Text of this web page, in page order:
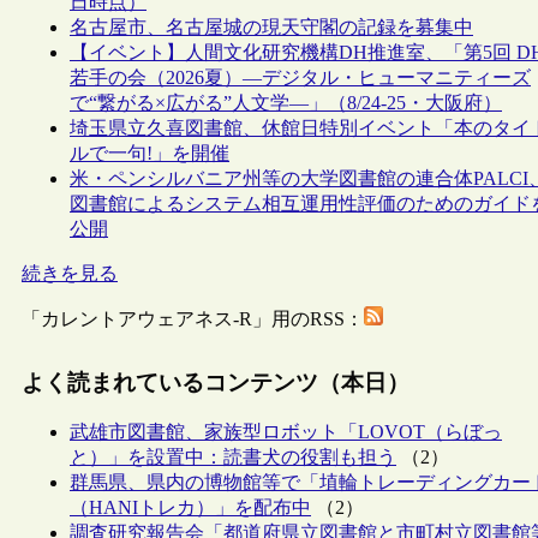
名古屋市、名古屋城の現天守閣の記録を募集中
【イベント】人間文化研究機構DH推進室、「第5回
若手の会（2026夏）―デジタル・ヒューマニティーズ
で“繋がる×広がる”人文学―」（8/24-25・大阪府）
埼玉県立久喜図書館、休館日特別イベント「本のタイ
ルで一句!」を開催
米・ペンシルバニア州等の大学図書館の連合体PALCI、
図書館によるシステム相互運用性評価のためのガイド
公開
続きを見る
「カレントアウェアネス-R」用のRSS：
よく読まれているコンテンツ（本日）
武雄市図書館、家族型ロボット「LOVOT（らぼっ
と）」を設置中：読書犬の役割も担う
（2）
群馬県、県内の博物館等で「埴輪トレーディングカー
（HANIトレカ）」を配布中
（2）
調査研究報告会「都道府県立図書館と市町村立図書館